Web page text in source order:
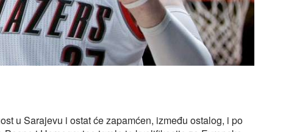
u Sarajevu i ostat će zapamćen, između ostalog, i po